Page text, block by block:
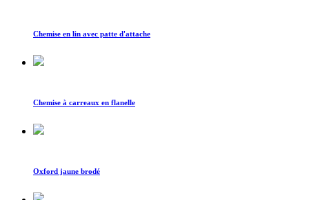
Chemise en lin avec patte d'attache
Chemise à carreaux en flanelle
Oxford jaune brodé